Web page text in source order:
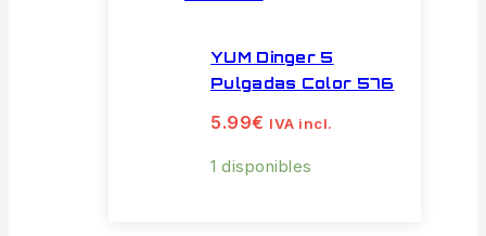
YUM Dinger 5
Pulgadas Color 576
5.99€ IVA incl.
1 disponibles